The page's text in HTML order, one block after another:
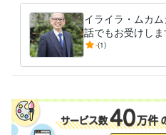
資格・検定
メンタルヘルスマネジメント検定
得意分野
営業 人材育成
悩み相談・カウンセリング 怒りに
イライラ・ムカ
話でもお受けし
ーマネジメント
す
-(1)